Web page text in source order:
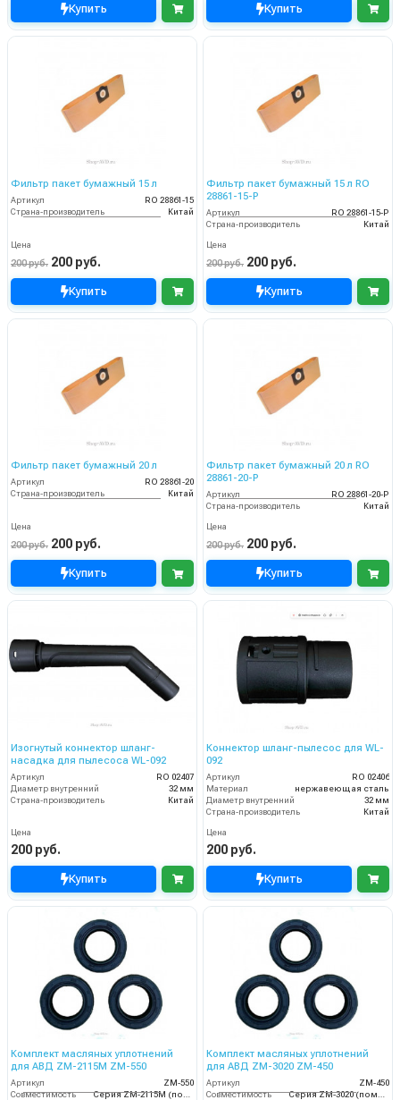
Купить Купить
Фильтр пакет бумажный 15 л
Артикул
RO 28861-15
Страна-производитель
Китай
Цена
200 руб. 200 руб.
Купить
Фильтр пакет бумажный 15 л RO
28861-15-P
Артикул
RO 28861-15-P
Страна-производитель
Китай
Цена
200 руб. 200 руб.
Купить
Фильтр пакет бумажный 20 л
Артикул
RO 28861-20
Страна-производитель
Китай
Цена
200 руб. 200 руб.
Купить
Фильтр пакет бумажный 20 л RO
28861-20-P
Артикул
RO 28861-20-P
Страна-производитель
Китай
Цена
200 руб. 200 руб.
Купить
Изогнутый коннектор шланг-
насадка для пылесоса WL-092
Артикул
RO 02407
Диаметр внутренний
32 мм
Страна-производитель
Китай
Цена
200 руб.
Купить
Коннектор шланг-пылесос для WL-
092
Артикул
RO 02406
Материал
нержавеющая сталь
Диаметр внутренний
32 мм
Страна-производитель
Китай
Цена
200 руб.
Купить
Комплект масляных уплотнений
для АВД ZM-2115M ZM-550
Артикул
ZM-550
Совместимость
Комплект масляных уплотнений
для АВД ZM-3020 ZM-450
Артикул
ZM-450
Совместимость